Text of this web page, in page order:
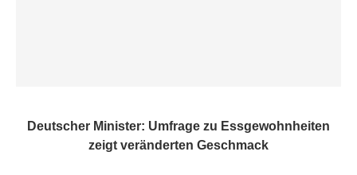
Deutscher Minister: Umfrage zu Essgewohnheiten
zeigt veränderten Geschmack